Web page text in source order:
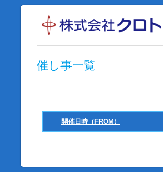
催し事一覧
開催日時（FROM）